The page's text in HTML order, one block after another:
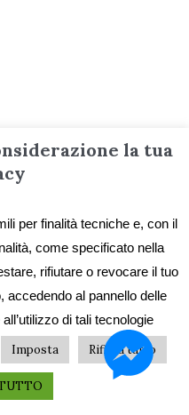
la tua
per finalità tecniche e, con il
come specificato nella
rifiutare o revocare il tuo
al pannello delle
di tali tecnologie
Imposta Rifiuta tutto